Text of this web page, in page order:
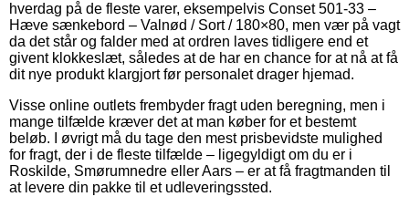
hverdag på de fleste varer, eksempelvis Conset 501-33 –
Hæve sænkebord – Valnød / Sort / 180×80, men vær på vagt
da det står og falder med at ordren laves tidligere end et
givent klokkeslæt, således at de har en chance for at nå at få
dit nye produkt klargjort før personalet drager hjemad.
Visse online outlets frembyder fragt uden beregning, men i
mange tilfælde kræver det at man køber for et bestemt
beløb. I øvrigt må du tage den mest prisbevidste mulighed
for fragt, der i de fleste tilfælde – ligegyldigt om du er i
Roskilde, Smørumnedre eller Aars – er at få fragtmanden til
at levere din pakke til et udleveringssted.